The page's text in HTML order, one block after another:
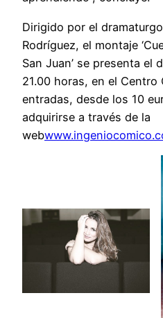
Dirigido por el
Rodríguez, el montaje
San Juan’ se presenta el
21.00 horas, en el Centro
entradas, desde los 10
adquirirse a través de la
web